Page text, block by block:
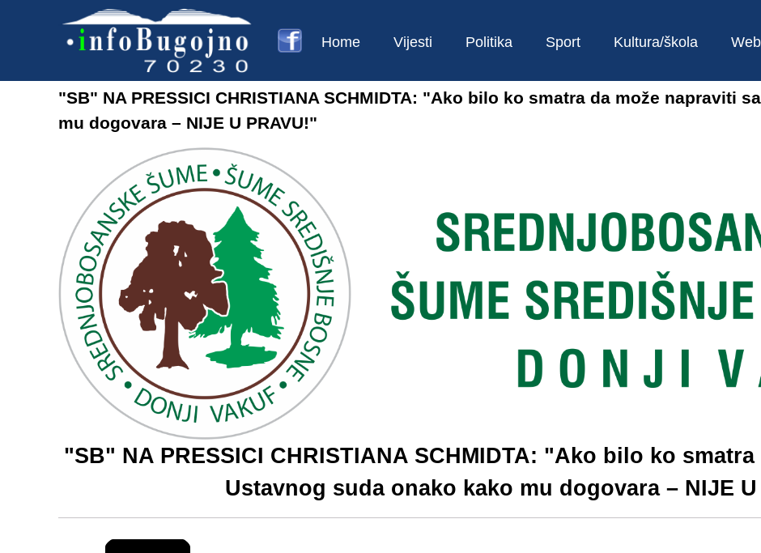
Home Vijesti Politika Sport Kultura/škola
"SB" NA PRESSICI CHRISTIANA SCHMIDTA: "Ako bilo ko smatra da može napraviti
mu dogovara – NIJE U PRAVU!"
"SB" NA PRESSICI CHRISTIANA SCHMIDTA: "Ako bilo ko
Ustavnog suda onako kako mu dogovara – NIJE U